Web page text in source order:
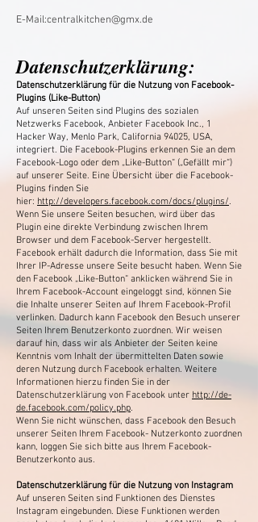
E-Mail:centralkitchen@gmx.de
Datenschutzerklärung:
Datenschutzerklärung für die Nutzung von Facebook-
Plugins (Like-Button)
Auf unseren Seiten sind Plugins des sozialen
Netzwerks Facebook, Anbieter Facebook Inc., 1
Hacker Way, Menlo Park, California 94025, USA,
integriert. Die Facebook-Plugins erkennen Sie an dem
Facebook-Logo oder dem „Like-Button“ („Gefällt mir“)
auf unserer Seite. Eine Übersicht über die Facebook-
Plugins finden Sie
hier: http://developers.facebook.com/docs/plugins/.
Wenn Sie unsere Seiten besuchen, wird über das
Plugin eine direkte Verbindung zwischen Ihrem
Browser und dem Facebook-Server hergestellt.
Facebook erhält dadurch die Information, dass Sie mit
Ihrer IP-Adresse unsere Seite besucht haben. Wenn Sie
den Facebook „Like-Button“ anklicken während Sie in
Ihrem Facebook-Account eingeloggt sind, können Sie
die Inhalte unserer Seiten auf Ihrem Facebook-Profil
verlinken. Dadurch kann Facebook den Besuch unserer
Seiten Ihrem Benutzerkonto zuordnen. Wir weisen
darauf hin, dass wir als Anbieter der Seiten keine
Kenntnis vom Inhalt der übermittelten Daten sowie
deren Nutzung durch Facebook erhalten. Weitere
Informationen hierzu finden Sie in der
Datenschutzerklärung von Facebook unter http://de-
de.facebook.com/policy.php.
Wenn Sie nicht wünschen, dass Facebook den Besuch
unserer Seiten Ihrem Facebook- Nutzerkonto zuordnen
kann, loggen Sie sich bitte aus Ihrem Facebook-
Benutzerkonto aus.
Datenschutzerklärung für die Nutzung von Instagram
Auf unseren Seiten sind Funktionen des Dienstes
Instagram eingebunden. Diese Funktionen werden